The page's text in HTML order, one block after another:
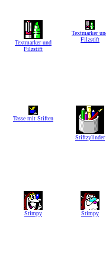
Textmarker und
Filzstift
Textmarker
Filzstift
Tasse mit Stiften
Stiftzylinder
Stimpy Stimpy